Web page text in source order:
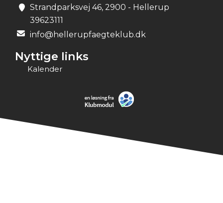
Strandparksvej 46, 2900 - Hellerup
39623111
info@hellerupfaegteklub.dk
Nyttige links
Kalender